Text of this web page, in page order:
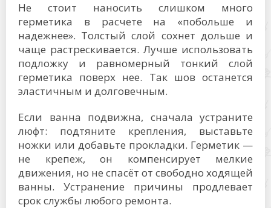
Не стоит наносить слишком много
герметика в расчете на «побольше и
надежнее». Толстый слой сохнет дольше и
чаще растрескивается. Лучше использовать
подложку и равномерный тонкий слой
герметика поверх нее. Так шов останется
эластичным и долговечным.
Если ванна подвижна, сначала устраните
люфт: подтяните крепления, выставьте
ножки или добавьте прокладки. Герметик —
не крепеж, он компенсирует мелкие
движения, но не спасёт от свободно ходящей
ванны. Устранение причины продлевает
срок службы любого ремонта.